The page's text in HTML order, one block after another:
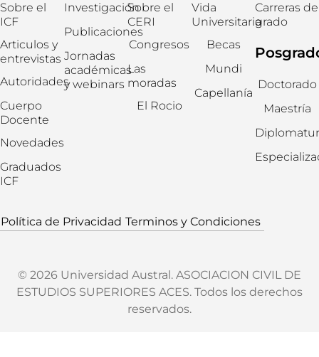
Sobre el
ICF
Articulos y
entrevistas
Autoridades
Cuerpo
Docente
Novedades
Graduados
ICF
Investigación
Publicaciones
Jornadas
académicas
y webinars
Sobre el
CERI
Congresos
Las
moradas
El Rocio
Vida
Universitaria
Becas
Mundi
Capellanía
Carreras de
grado
Doctorado
Maestría
Política de Privacidad Terminos y Condiciones
© 2026 Universidad Austral. ASOCIACION CIVIL DE
ESTUDIOS SUPERIORES ACES. Todos los derechos
reservados.